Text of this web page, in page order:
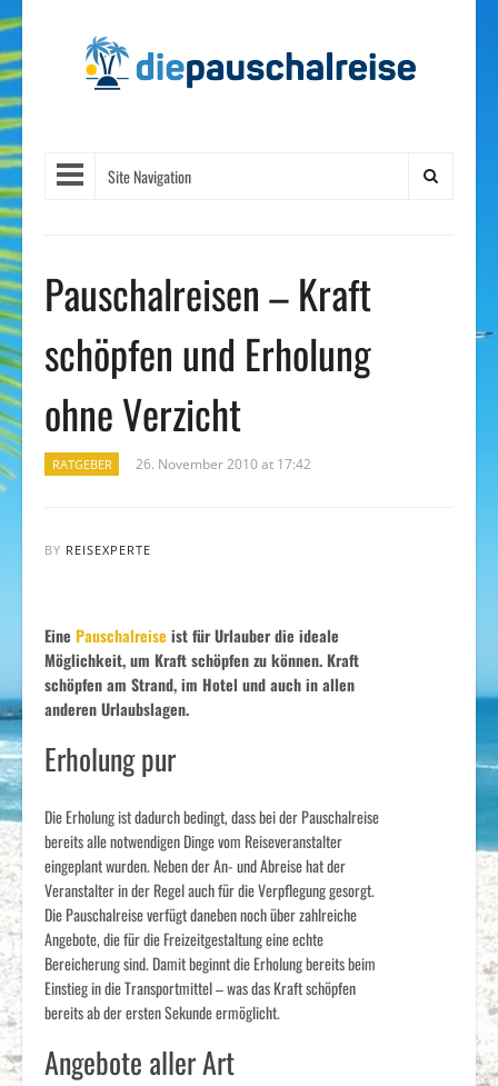
Site Navigation
Pauschalreisen – Kraft
schöpfen und Erholung
ohne Verzicht
RATGEBER 26. November 2010 at 17:42
BY REISEXPERTE
Eine Pauschalreise ist für Urlauber die ideale
Möglichkeit, um Kraft schöpfen zu können. Kraft
schöpfen am Strand, im Hotel und auch in allen
anderen Urlaubslagen.
Erholung pur
Die Erholung ist dadurch bedingt, dass bei der Pauschalreise
bereits alle notwendigen Dinge vom Reiseveranstalter
eingeplant wurden. Neben der An- und Abreise hat der
Veranstalter in der Regel auch für die Verpflegung gesorgt.
Die Pauschalreise verfügt daneben noch über zahlreiche
Angebote, die für die Freizeitgestaltung eine echte
Bereicherung sind. Damit beginnt die Erholung bereits beim
Einstieg in die Transportmittel – was das Kraft schöpfen
bereits ab der ersten Sekunde ermöglicht.
Angebote aller Art